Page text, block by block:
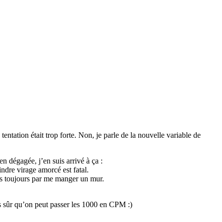
était trop forte. Non, je parle de la nouvelle variable de
dégagée, j’en suis arrivé à ça :
virage amorcé est fatal.
toujours par me manger un mur.
qu’on peut passer les 1000 en CPM :)